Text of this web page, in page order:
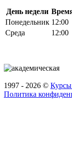
День недели
Понедельник 12:00
Среда
12:00
1997 - 2026 ©
Политика